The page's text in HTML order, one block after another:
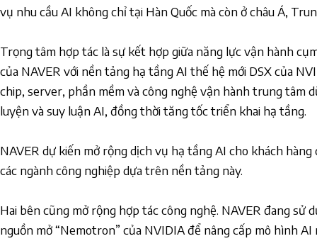
vụ nhu cầu AI không chỉ tại Hàn Quốc mà còn ở châu Á,
Trọng tâm hợp tác là sự kết hợp giữa năng lực vận hành
của NAVER với nền tảng hạ tầng AI thế hệ mới DSX của
chip, server, phần mềm và công nghệ vận hành trung tâm
luyện và suy luận AI, đồng thời tăng tốc triển khai hạ tầng.
NAVER dự kiến mở rộng dịch vụ hạ tầng AI cho khách
các ngành công nghiệp dựa trên nền tảng này.
Hai bên cũng mở rộng hợp tác công nghệ. NAVER đang sử
nguồn mở “Nemotron” của NVIDIA để nâng cấp mô hình AI